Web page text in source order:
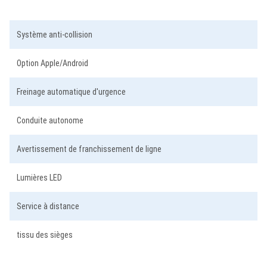
Système anti-collision
Option Apple/Android
Freinage automatique d'urgence
Conduite autonome
Avertissement de franchissement de ligne
Lumières LED
Service à distance
tissu des sièges